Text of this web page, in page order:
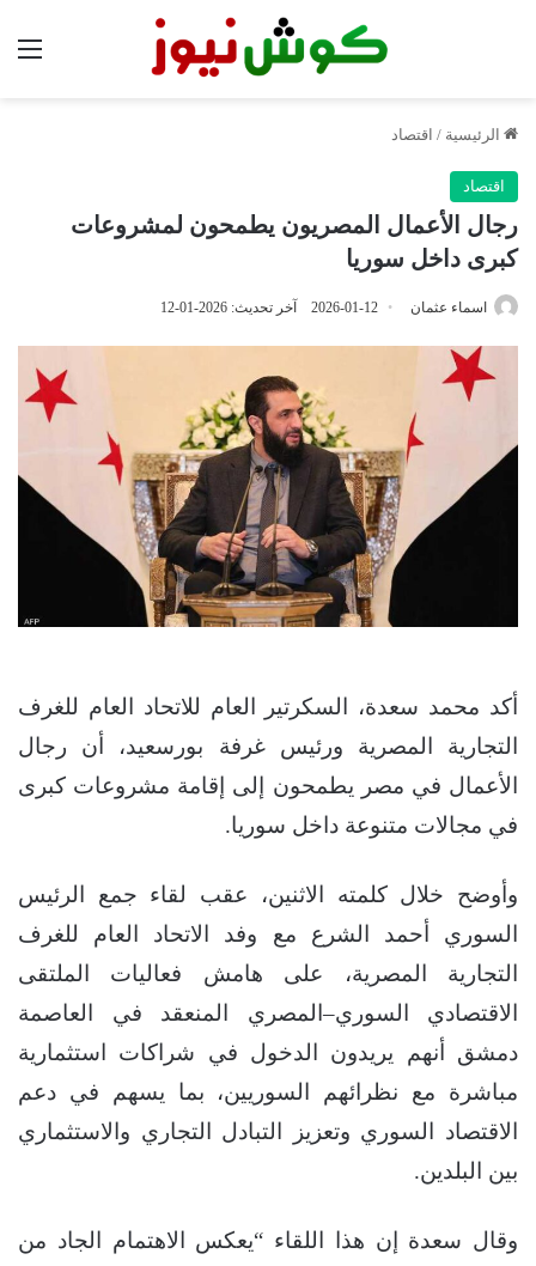
الرئيسية / اقتصاد
اقتصاد
رجال الأعمال المصريون يطمحون لمشروعات
كبرى داخل سوريا
اسماء عثمان 2026-01-12 آخر تحديث: 2026-01-12
أكد محمد سعدة، السكرتير العام للاتحاد العام للغرف
التجارية المصرية ورئيس غرفة بورسعيد، أن رجال
الأعمال في مصر يطمحون إلى إقامة مشروعات كبرى
في مجالات متنوعة داخل سوريا.
وأوضح خلال كلمته الاثنين، عقب لقاء جمع الرئيس
السوري أحمد الشرع مع وفد الاتحاد العام للغرف
التجارية المصرية، على هامش فعاليات الملتقى
الاقتصادي السوري–المصري المنعقد في العاصمة
دمشق أنهم يريدون الدخول في شراكات استثمارية
مباشرة مع نظرائهم السوريين، بما يسهم في دعم
الاقتصاد السوري وتعزيز التبادل التجاري والاستثماري
بين البلدين.
وقال سعدة إن هذا اللقاء “يعكس الاهتمام الجاد من